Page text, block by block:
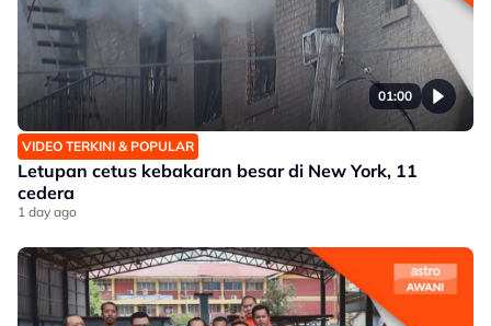
01:00
VIDEO TERKINI & POPULAR
Letupan cetus kebakaran besar di New York, 11
cedera
1 day ago